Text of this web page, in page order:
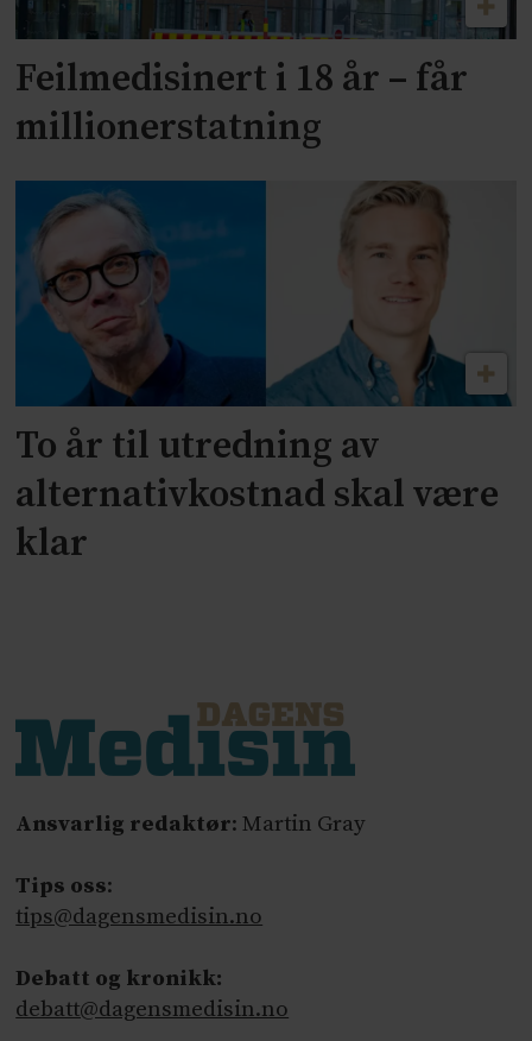
Feilmedisinert i 18 år – får
millionerstatning
To år til utredning av
alternativkostnad skal være
klar
Ansvarlig redaktør: Martin Gray
Tips oss:
tips@dagensmedisin.no
Debatt og kronikk:
debatt@dagensmedisin.no